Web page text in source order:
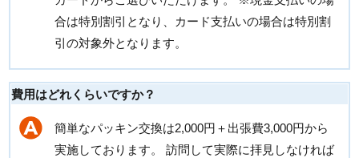
合は特別割引となり、カード支払いの場合は特別割
引の対象外となります。
費用はどれくらいですか？
簡単なパッキン交換は2,000円＋出張費3,000円から
実施しております。 訪問して実際に拝見しなければ